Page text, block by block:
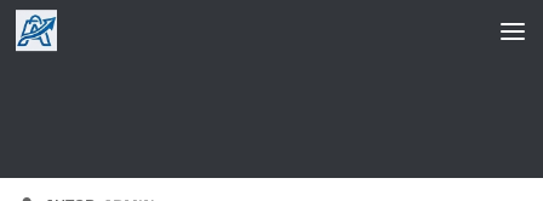
Saltar al contenido